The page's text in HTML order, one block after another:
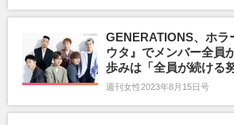
GENERATIONS、ホラ
ウタ』でメンバー全員
歩みは「全員が続ける
週刊女性2023年8月15日号